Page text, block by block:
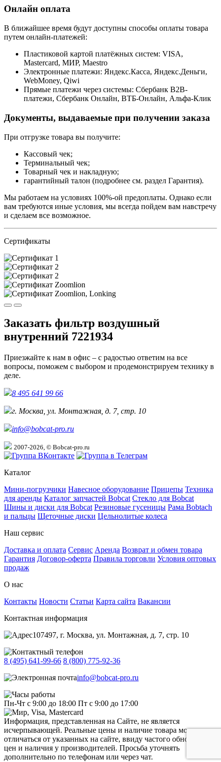
Онлайн оплата
В ближайшее время будут доступны способы оплаты товара
путем онлайн-платежей:
Пластиковой картой платёжных систем: VISA,
Mastercard, МИР, Maestrо
Электронные платежи: Яндекс.Касса, Яндекс.Деньги,
WebMoney, Qiwi
Прямые платежи через системы: Сбербанк B2B-
платежи, Сбербанк Онлайн, ВТБ-Онлайн, Альфа-Клик
Документы, выдаваемые при получении заказа
При отгрузке товара вы получите:
Кассовый чек;
Терминальный чек;
Товарный чек и накладную;
гарантийный талон (подробнее см. раздел Гарантия).
Мы работаем на условиях 100%-ой предоплаты. Однако если
вам требуются иные условия, мы всегда пойдем вам навстречу
и сделаем все возможное.
Сертификаты
Заказать фильтр воздушный
внутренний 7221934
Приезжайте к нам в офис – с радостью ответим на все
вопросы, поможем с выбором и продемонстрируем технику в
деле.
8 495 641 99 66
г. Москва, ул. Монтажная, д. 7, стр. 10
info@bobcat-pro.ru
2007-2026, © Bobcat-pro.ru
Каталог
Мини-погрузчики Навесное оборудование Прицепы Техника
для аренды Каталог запчастей Bobcat Стекло для Bobcat
Шины и диски для Bobcat Резиновые гусеницы Рама Bobtach
и пальцы Щеточные диски Цельнолитые колеса
Наш сервис
Доставка и оплата Сервис Аренда Возврат и обмен товара
Гарантия Договор-оферта Правила торговли Условия оптовых
продаж
О нас
Контакты Новости Статьи Карта сайта Вакансии
Контактная информация
107497, г. Москва, ул. Монтажная, д. 7, стр. 10
8 (495) 641-99-66 8 (800) 775-92-36
info@bobcat-pro.ru
Пн-Чт с 9:00 до 18:00 Пт с 9:00 до 17:00
Информация, представленная на Сайте, не является
исчерпывающей. Реальные цены и наличие товара могут
отличаться от указанных на сайте, ввиду частого обновления
цен и наличия у производителей. Просьба уточнять
дополнительно по телефонам или через чат.